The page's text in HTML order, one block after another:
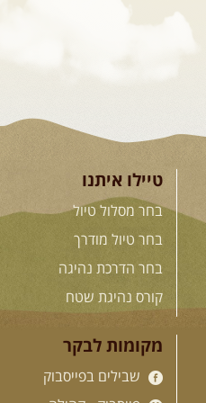
והמרגשות בעולם. קירגיסטאן היא לא ...
[המשך]
הקווקז הגבוה מחכה לכם: נתיבי שטח
מרהיבים, פסגות מושלגות, אירוח ...
[המשך]
23-29.09.2026 - סוכות – טיול
פתוח
בין רכס הקווקז הנמוך לגבוה, בין נהרות
שוצפים למעברי הרים ...[המשך]
טיילו איתנו
בחר מסלול טיול
בחר טיול מודרך
בחר הדרכת נהיגה
קורס נהיגת שטח
מקומות לבקר
שבילים בפייסבוק